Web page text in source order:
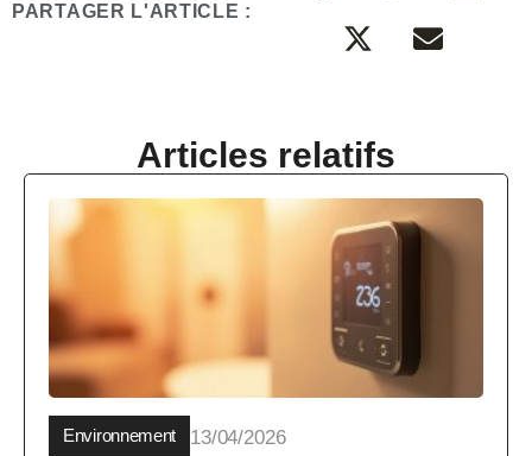
PARTAGER L'ARTICLE :
Articles relatifs
Environnement 13/04/2026